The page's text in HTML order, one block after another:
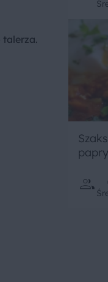
talerza.